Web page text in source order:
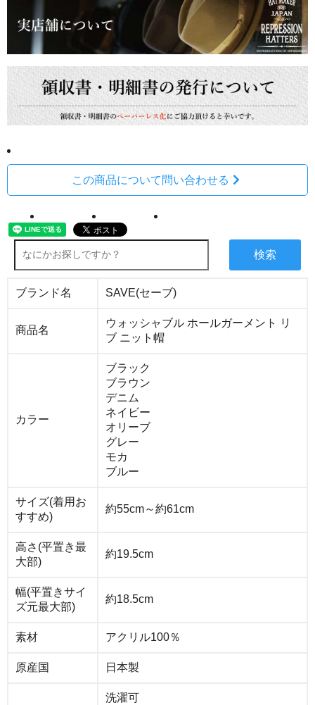
この商品について問い合わせる
検索
ブランド名 SAVE(セーブ)
商品名
ウォッシャブル ホールガーメント リ
ブ ニット帽
カラー
ブラック
ブラウン
デニム
ネイビー
オリーブ
グレー
モカ
ブルー
サイズ(着用お
すすめ)
約55cm～約61cm
高さ(平置き最
大部)
約19.5cm
幅(平置きサイ
ズ元最大部)
約18.5cm
素材 アクリル100％
原産国 日本製
洗濯可